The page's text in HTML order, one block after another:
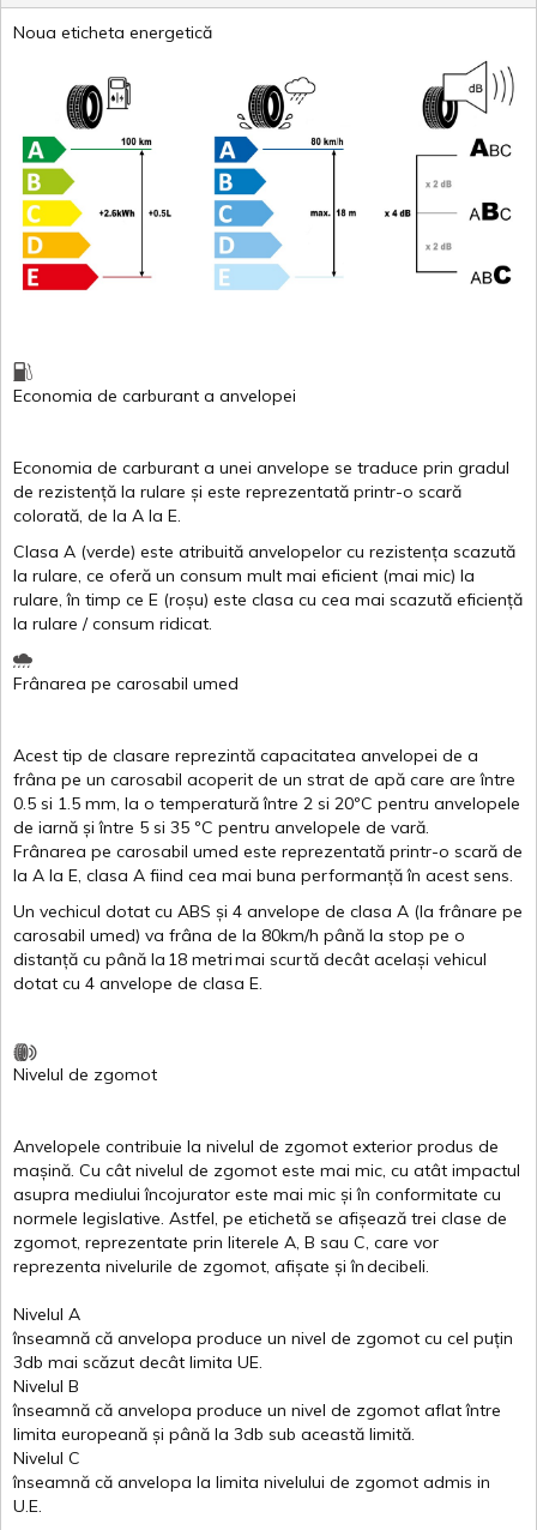
Noua eticheta energetică
Economia de carburant a anvelopei
Economia de carburant a unei anvelope se traduce prin gradul
de rezistență la rulare și este reprezentată printr-o scară
colorată, de la A la E.
Clasa A (verde) este atribuită anvelopelor cu rezistența scazută
la rulare, ce oferă un consum mult mai eficient (mai mic) la
rulare,în timp ce E (roșu) este clasa cu cea mai scazută eficiență
la rulare /consum ridicat.
Frânarea pe carosabil umed
Acest tip de clasare reprezintă capacitatea anvelopei de a
frâna pe un carosabil acoperit de un strat de apă care areîntre
0.5 si 1.5 mm, la o temperatură între 2 si 20ºC pentru anvelopele
de iarnă și între 5 si 35 ºC pentru anvelopele de vară.
Frânarea pe carosabil umed este reprezentată printr-o scară de
la A la E, clasa A fiind cea mai buna performanță în acest sens.
Un vechicul dotat cu ABS și 4 anvelope de clasa A (la frânare pe
carosabil umed) va frâna de la 80km/h până la stop pe o
distanță cu până la 18 metrimai scurtă decât același vehicul
dotat cu 4 anvelope de clasa E.
Nivelul de zgomot
Anvelopele contribuie la nivelul de zgomot exterior produs de
mașină. Cu cât nivelul de zgomot este mai mic, cu atât impactul
asupra mediului încojurator este mai mic și în conformitate cu
normele legislative. Astfel, pe etichetă se afișează trei clase de
zgomot, reprezentate prin literele A, B sau C, care vor
reprezenta nivelurile de zgomot, afișate și îndecibeli.
Nivelul A
înseamnă că anvelopa produce un nivel de zgomot cu cel puțin
3db mai scăzut decât limita UE.
Nivelul B
înseamnă că anvelopa produce un nivel de zgomot aflat între
limita europeană și până la 3db sub această limită.
Nivelul C
înseamnă că anvelopa la limita nivelului de zgomot admis in
U.E.